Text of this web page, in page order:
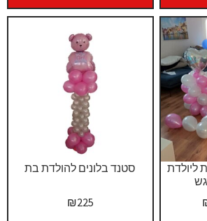
₪449.
סטנד בלונים להולדת בת
₪225
ליולדת